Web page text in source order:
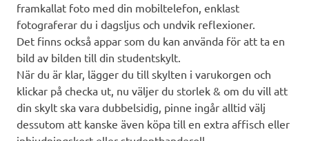
framkallat foto med din mobiltelefon, enklast
fotograferar du i dagsljus och undvik reflexioner.
Det finns också appar som du kan använda för att ta en
bild av bilden till din studentskylt.
När du är klar, lägger du till skylten i varukorgen och
klickar på checka ut, nu väljer du storlek & om du vill att
din skylt ska vara dubbelsidig, pinne ingår alltid välj
dessutom att kanske även köpa till en extra affisch eller